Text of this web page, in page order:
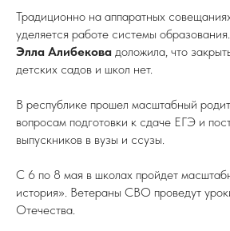
Традиционно на аппаратных
уделяется работе системы
Элла Алибекова доложила, что
детских садов и школ нет.
В республике прошел масштабный
вопросам подготовки к сдаче ЕГЭ и
выпускников в вузы и ссузы.
С 6 по 8 мая в школах пройдет
история». Ветераны СВО проведут
Отечества.